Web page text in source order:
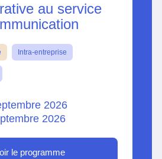
au service
Intra-entreprise
2026
2026
le programme